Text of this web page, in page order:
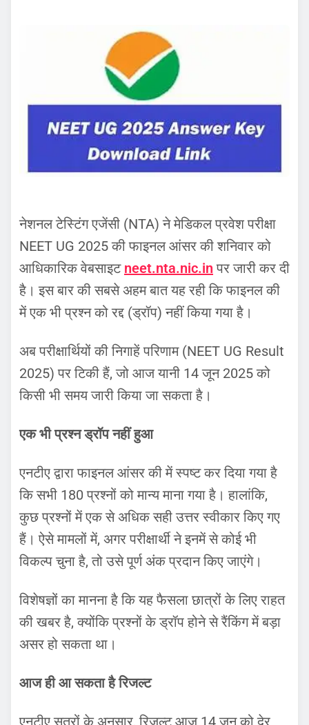
नेशनल टेस्टिंग एजेंसी (NTA) ने मेडिकल प्रवेश परीक्षा
NEET UG 2025 की फाइनल आंसर की शनिवार को
आधिकारिक वेबसाइट neet.nta.nic.in पर जारी कर दी
है। इस बार की सबसे अहम बात यह रही कि फाइनल की
में एक भी प्रश्न को रद्द (ड्रॉप) नहीं किया गया है।
अब परीक्षार्थियों की निगाहें परिणाम (NEET UG Result
2025) पर टिकी हैं, जो आज यानी 14 जून 2025 को
किसी भी समय जारी किया जा सकता है।
एक भी प्रश्न ड्रॉप नहीं हुआ
एनटीए द्वारा फाइनल आंसर की में स्पष्ट कर दिया गया है
कि सभी 180 प्रश्नों को मान्य माना गया है। हालांकि,
कुछ प्रश्नों में एक से अधिक सही उत्तर स्वीकार किए गए
हैं। ऐसे मामलों में, अगर परीक्षार्थी ने इनमें से कोई भी
विकल्प चुना है, तो उसे पूर्ण अंक प्रदान किए जाएंगे।
विशेषज्ञों का मानना है कि यह फैसला छात्रों के लिए राहत
की खबर है, क्योंकि प्रश्नों के ड्रॉप होने से रैंकिंग में बड़ा
असर हो सकता था।
आज ही आ सकता है रिजल्ट
एनटीए सूत्रों के अनुसार, रिजल्ट आज 14 जून को देर